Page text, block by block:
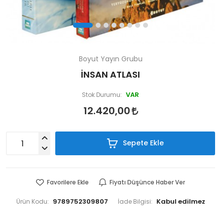
Boyut Yayın Grubu
İNSAN ATLASI
Stok Durumu: VAR
12.420,00
Sepete Ekle
Favorilere Ekle Fiyatı Düşünce Haber Ver
Ürün Kodu: 9789752309807 İade Bilgisi: